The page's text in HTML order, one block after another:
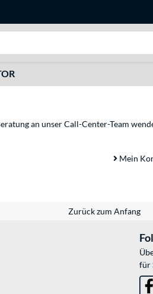
an unser Call-Center-Team
Mein
Zurück zum Anfang
für